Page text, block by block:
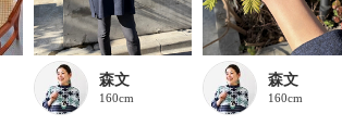
森文
160cm
森文
160cm